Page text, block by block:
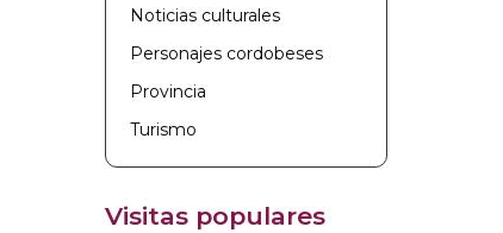
Noticias culturales
Personajes cordobeses
Provincia
Turismo
Visitas populares